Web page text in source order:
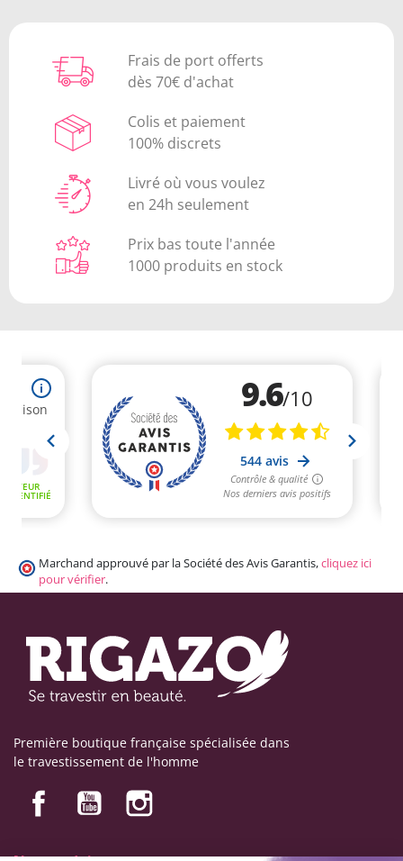
Frais de port offerts
dès 70€ d'achat
Colis et paiement
100% discrets
Livré où vous voulez
en 24h seulement
Prix bas toute l'année
1000 produits en stock
Marchand approuvé par la Société des Avis Garantis,cliquez ici
pour vérifier.
Première boutique française spécialisée dans
le travestissement de l'homme